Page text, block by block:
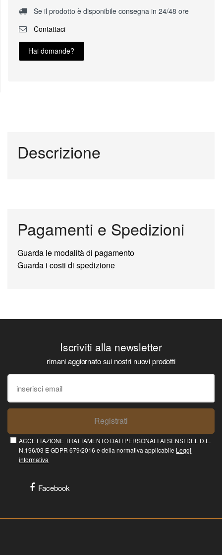
Se il prodotto è disponibile consegna in 24/48 ore
Contattaci
Hai domande?
Descrizione
Pagamenti e Spedizioni
Guarda le modalità di pagamento
Guarda i costi di spedizione
Iscriviti alla newsletter
rimani aggiornato sui nostri nuovi prodotti
Registrati
ACCETTAZIONE TRATTAMENTO DATI PERSONALI AI SENSI DEL D.L.
N.196/03 E GDPR 679/2016 e della normativa applicabile Leggi
informativa
Facebook